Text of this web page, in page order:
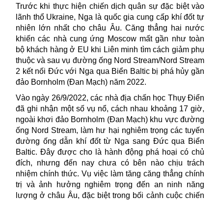
Trước khi thực hiện chiến dịch quân sự đặc biệt vào
lãnh thổ Ukraine, Nga là quốc gia cung cấp khí đốt tự
nhiên lớn nhất cho châu Âu. Căng thẳng hai nước
khiến các nhà cung ứng Moscow mất gần như toàn
bộ khách hàng ở EU khi Liên minh tìm cách giảm phụ
thuộc và sau vụ đường ống Nord Stream/Nord Stream
2 kết nối Đức với Nga qua Biển Baltic bị phá hủy gần
đảo Bornholm (Đan Mạch) năm 2022.
Vào ngày 26/9/2022, các nhà địa chấn học Thụy Điển
đã ghi nhận một số vụ nổ, cách nhau khoảng 17 giờ,
ngoài khơi đảo Bornholm (Đan Mạch) khu vực đường
ống Nord Stream, làm hư hại nghiêm trọng các tuyến
đường ống dẫn khí đốt từ Nga sang Đức qua Biển
Baltic. Đây được cho là hành động phá hoại có chủ
đích, nhưng đến nay chưa có bên nào chịu trách
nhiệm chính thức. Vụ việc làm tăng căng thẳng chính
trị và ảnh hưởng nghiêm trọng đến an ninh năng
lượng ở châu Âu, đặc biệt trong bối cảnh cuộc chiến